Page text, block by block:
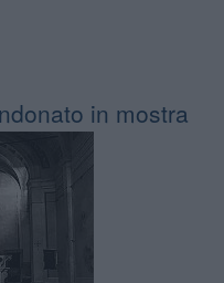
in mostra